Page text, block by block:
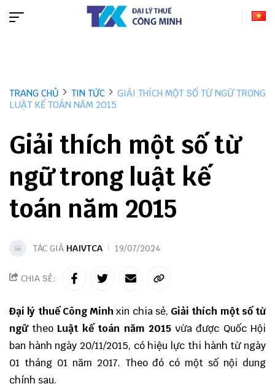
TRANG CHỦ TIN TỨC
GIẢI THÍCH MỘT SỐ TỪ NGỮ TRONG
LUẬT KẾ TOÁN NĂM 2015
Giải thích một số từ
ngữ trong luật kế
toán năm 2015
TÁC GIẢ HAIVTCA 19/07/2024
CHIA SẺ:
Đại lý thuế Công Minh xin chia sẻ, Giải thích một số từ
ngữ theo Luật kế toán năm 2015 vừa được Quốc Hội
ban hành ngày 20/11/2015, có hiệu lực thi hành từ ngày
01 tháng 01 năm 2017. Theo đó có một số nội dung
chính sau.